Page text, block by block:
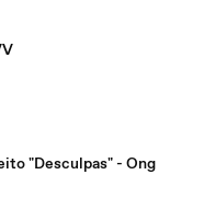
"Desculpas" - Ong